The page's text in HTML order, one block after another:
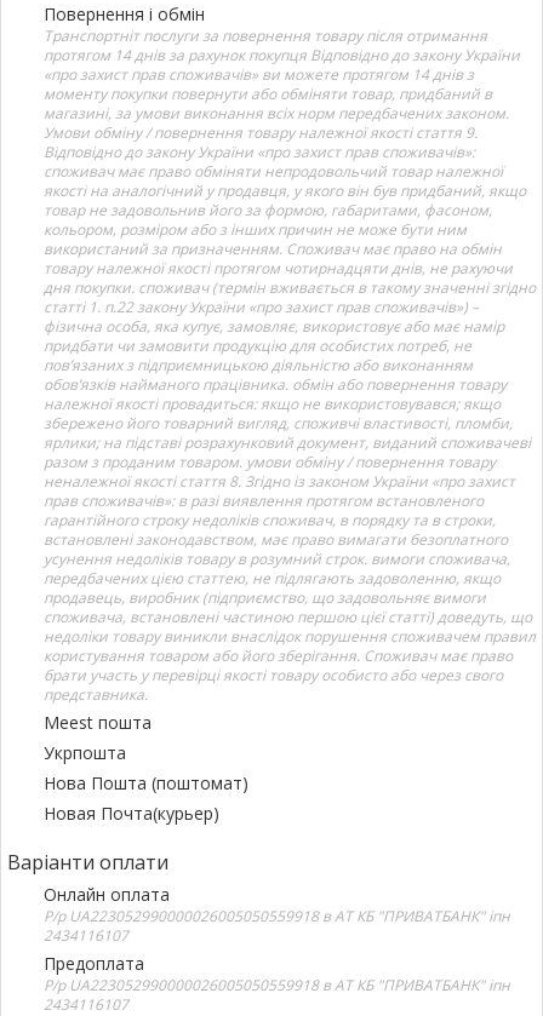
Повернення і обмін
Транспортніт послуги за повернення товару після отримання
протягом 14 днів за рахунок покупця Відповідно до закону України
«про захист прав споживачів» ви можете протягом 14 днів з
моменту покупки повернути або обміняти товар, придбаний в
магазині, за умови виконання всіх норм передбачених законом.
Умови обміну / повернення товару належної якості стаття 9.
Відповідно до закону України «про захист прав споживачів»:
споживач має право обміняти непродовольчий товар належної
якості на аналогічний у продавця, у якого він був придбаний, якщо
товар не задовольнив його за формою, габаритами, фасоном,
кольором, розміром або з інших причин не може бути ним
використаний за призначенням. Споживач має право на обмін
товару належної якості протягом чотирнадцяти днів, не рахуючи
дня покупки. споживач (термін вживається в такому значенні згідно
статті 1. п.22 закону України «про захист прав споживачів») –
фізична особа, яка купує, замовляє, використовує або має намір
придбати чи замовити продукцію для особистих потреб, не
пов’язаних з підприємницькою діяльністю або виконанням
обов’язків найманого працівника. обмін або повернення товару
належної якості провадиться: якщо не використовувався; якщо
збережено його товарний вигляд, споживчі властивості, пломби,
ярлики; на підставі розрахунковий документ, виданий споживачеві
разом з проданим товаром. умови обміну / повернення товару
неналежної якості стаття 8. Згідно із законом України «про захист
прав споживачів»: в разі виявлення протягом встановленого
гарантійного строку недоліків споживач, в порядку та в строки,
встановлені законодавством, має право вимагати безоплатного
усунення недоліків товару в розумний строк. вимоги споживача,
передбачених цією статтею, не підлягають задоволенню, якщо
продавець, виробник (підприємство, що задовольняє вимоги
споживача, встановлені частиною першою цієї статті) доведуть, що
недоліки товару виникли внаслідок порушення споживачем правил
користування товаром або його зберігання. Споживач має право
брати участь у перевірці якості товару особисто або через свого
представника.
Meest пошта
Укрпошта
Нова Пошта (поштомат)
Новая Почта(курьер)
Варіанти оплати
Онлайн оплата
Р/р UA223052990000026005050559918 в АТ КБ "ПРИВАТБАНК" іпн
2434116107
Предоплата
Р/р UA223052990000026005050559918 в АТ КБ "ПРИВАТБАНК" іпн
2434116107